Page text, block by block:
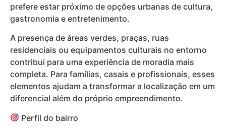
prefere estar próximo de opções urbanas de cultura,
gastronomia e entretenimento.
A presença de áreas verdes, praças, ruas
residenciais ou equipamentos culturais no entorno
contribui para uma experiência de moradia mais
completa. Para famílias, casais e profissionais, esses
elementos ajudam a transformar a localização em um
diferencial além do próprio empreendimento.
Perfil do bairro